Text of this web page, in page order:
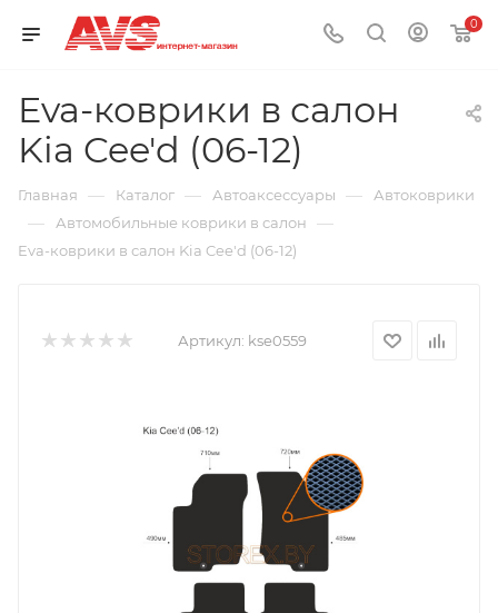
0
Eva-коврики в салон
Kia Cee'd (06-12)
Главная — Каталог — Автоаксессуары — Автоковрики
— Автомобильные коврики в салон —
Eva-коврики в салон Kia Cee'd (06-12)
Артикул: kse0559